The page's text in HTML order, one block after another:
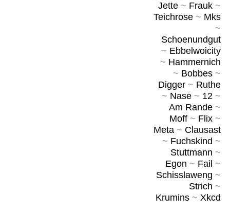
Jette~ Frauk~
Teichrose~ Mks
~
Schoenundgut
~ Ebbelwoicity
~ Hammernich
~ Bobbes~
Digger~ Ruthe
~ Nase~ 12~
Am Rande~
Moff~ Flix~
Meta~ Clausast
~ Fuchskind ~
Stuttmann ~
Egon ~ Fail ~
Schisslaweng ~
Strich ~
Krumins~ Xkcd